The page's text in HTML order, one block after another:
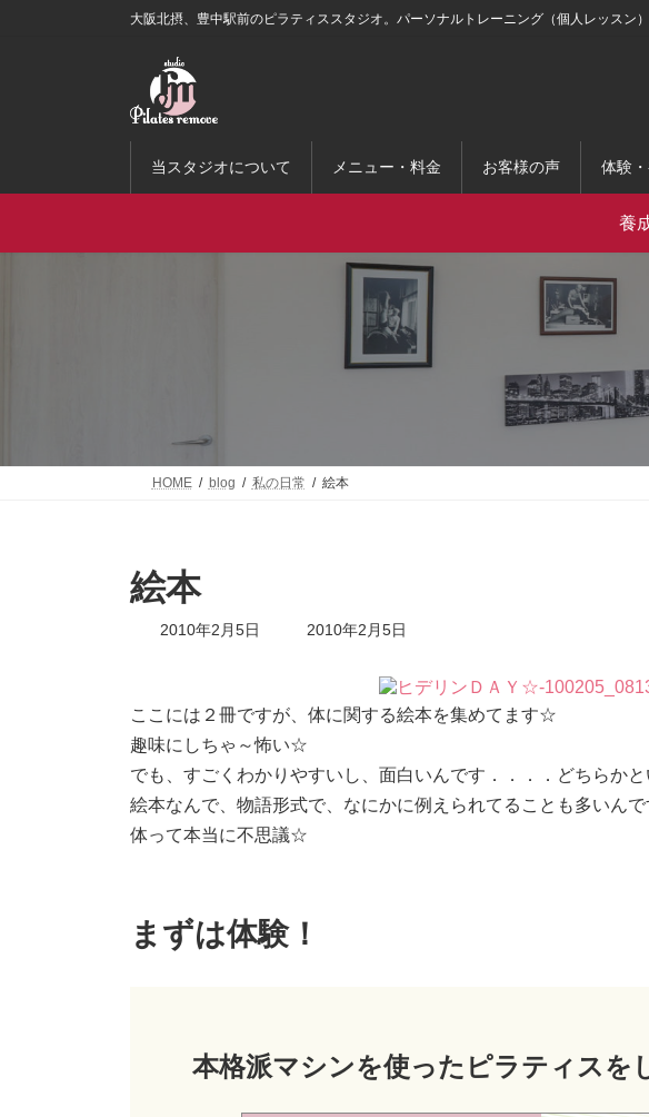
ッ
移
大阪北摂、豊中駅前のピラティススタジオ。パーソナルトレーニング（個人レッス
当スタジオについて メニュー・料金 お客様の声 体験
養
HOME blog 私の日常 絵本
絵本
2010年2月5日
最
日
時
:
2010年2月5日
ここには２冊ですが、体に関する絵本を集めてます☆
趣味にしちゃ～怖い☆
でも、すごくわかりやすいし、面白いんです．．．．どちらか
絵本なんで、物語形式で、なにかに例えられてることも多いん
体って本当に不思議☆
まずは体験！
本格派マシンを使ったピラティスを